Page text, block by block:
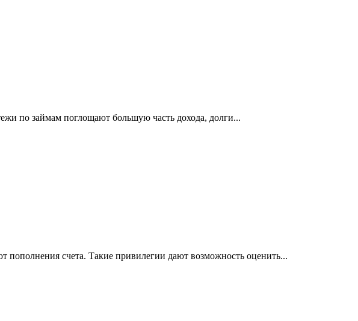
по займам поглощают большую часть дохода, долги...
счета. Такие привилегии дают возможность оценить...